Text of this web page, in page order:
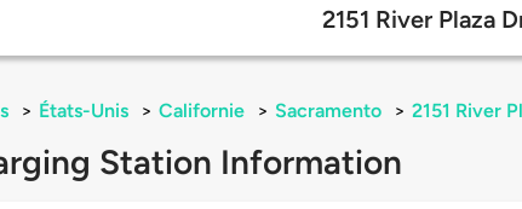
2151 River Plaza
> États-Unis > Californie > Sacramento > 2151 River
Station Information